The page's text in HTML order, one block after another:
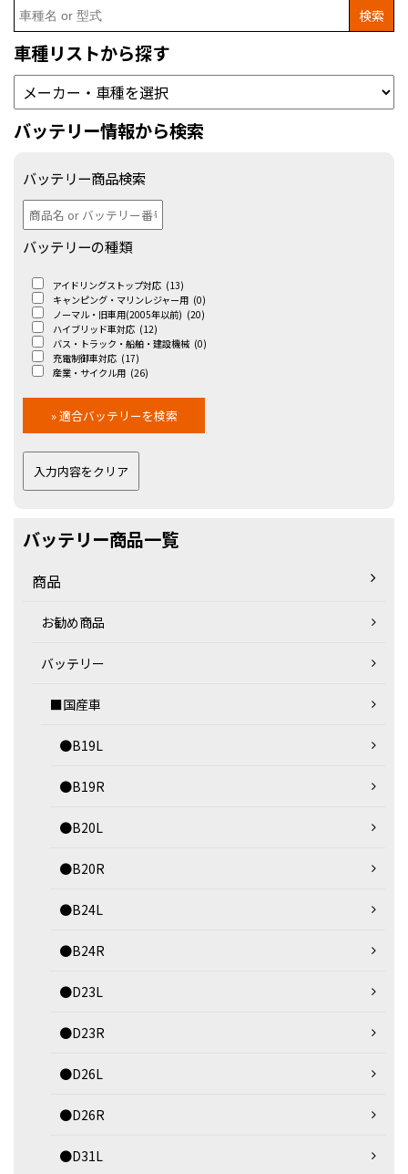
Search
for:
車種リストから探す
バッテリー情報から検索
バッテリー商品検索
バッテリーの種類
アイドリングストップ対応 (13)
キャンピング・マリンレジャー用 (0)
ノーマル・旧車用(2005年以前) (20)
ハイブリッド車対応 (12)
バス・トラック・船舶・建設機械 (0)
充電制御車対応 (17)
産業・サイクル用 (26)
バッテリー商品一覧
商品
お勧め商品
バッテリー
■国産車
●B19L
●B19R
●B20L
●B20R
●B24L
●B24R
●D23L
●D23R
●D26L
●D26R
●D31L